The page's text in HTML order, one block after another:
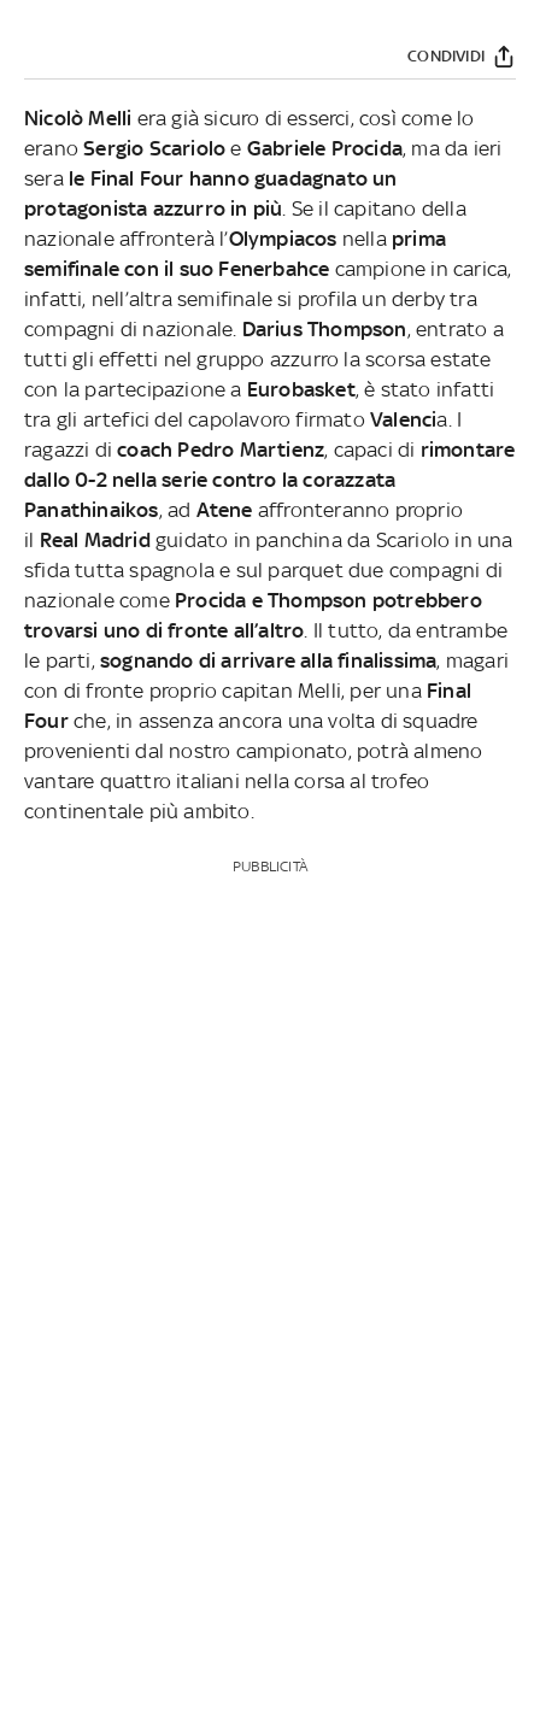
CONDIVIDI
Nicolò Melli era già sicuro di esserci, così come lo
eranoSergio Scarioloe Gabriele Procida, ma da ieri
sera le Final Four hanno guadagnato un
protagonista azzurro in più . Se il capitano della
nazionale affronterà l’Olympiacos nella prima
semifinale con il suo Fenerbahce campione in carica,
infatti, nell’altra semifinale si profila un derby tra
compagni di nazionale. Darius Thompson, entrato a
tutti gli effetti nel gruppo azzurro la scorsa estate
con la partecipazione a Eurobasket, è stato infatti
tra gli artefici del capolavoro firmato Valencia. I
ragazzi dicoach Pedro Martienz, capaci di rimontare
dallo 0-2 nella serie contro la corazzata
Panathinaikos, ad Atene affronteranno proprio
il Real Madridguidato in panchina da Scariolo in una
sfida tutta spagnola e sul parquet due compagni di
nazionale come Procida e Thompson potrebbero
trovarsi uno di fronte all’altro . Il tutto, da entrambe
le parti, sognando di arrivare alla finalissima, magari
con di fronte proprio capitan Melli, per una Final
Fourche, in assenza ancora una volta di squadre
provenienti dal nostro campionato, potrà almeno
vantare quattro italiani nella corsa al trofeo
continentale più ambito.
PUBBLICITÀ